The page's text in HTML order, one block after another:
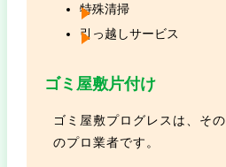
特殊清掃
引っ越しサービス
ゴミ屋敷片付け
ゴミ屋敷プログレスは、そ
のプロ業者です。